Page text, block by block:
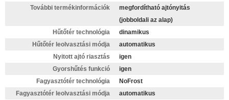
További termékinformációk
megfordítható ajtónyitás
(jobboldali az alap)
Hűtőtér technológia
dinamikus
Hűtőtér leolvasztási módja
automatikus
Nyitott ajtó riasztás
igen
Gyorshűtés funkció
igen
Fagyasztótér technológia
NoFrost
Fagyasztótér leolvasztási módja
automatikus